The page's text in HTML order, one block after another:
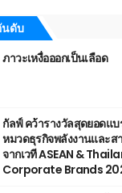
นดับ
ภาวะเหงื่อออกเป็นเลือด
กัลฟ์ คว้ารางวัลสุดยอดแ
หมวดธุรกิจพลังงานและ
จากเวที ASEAN &
Corporate Brands